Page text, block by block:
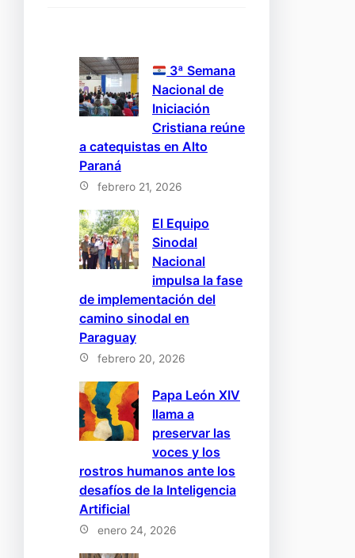
3ª Semana
Nacional de
Iniciación
Cristiana reúne
a catequistas en Alto
Paraná
febrero 21, 2026
El Equipo
Sinodal
Nacional
impulsa la fase
de implementación del
camino sinodal en
Paraguay
febrero 20, 2026
Papa León XIV
llama a
preservar las
voces y los
rostros humanos ante los
desafíos de la Inteligencia
Artificial
enero 24, 2026